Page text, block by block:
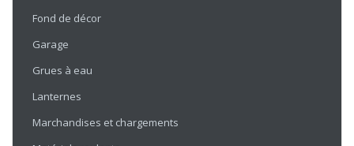
Fond de décor
Garage
Grues à eau
Lanternes
Marchandises et chargements